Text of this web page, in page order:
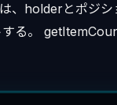
、holderとポジシ
る。